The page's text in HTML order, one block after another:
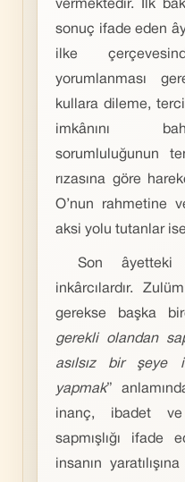
vermektedir. İlk
sonuç ifade eden
ilke
yorumlanması
kullara dileme,
imkânını
sorumluluğunun
rızasına göre
O’nun rahmetine
aksi yolu tutanlar
Son âyetteki
inkârcılardır.
gerekse başka
gerekli olandan
asılsız bir şeye
yapmak”
inanç, ibadet
sapmışlığı ifade
insanın